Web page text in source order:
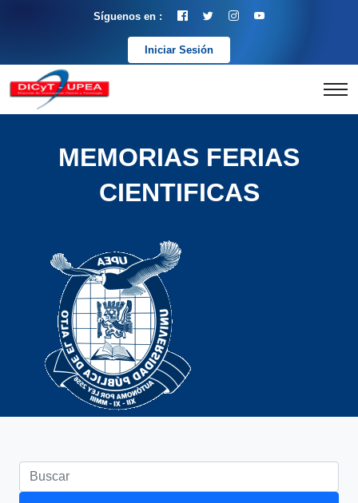
Síguenos en :
Iniciar Sesión
MEMORIAS FERIAS
CIENTIFICAS